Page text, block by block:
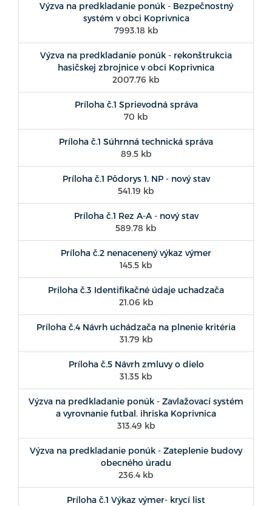
Výzva na predkladanie ponúk - Bezpečnostný
systém v obci Koprivnica
7993.18 kb
Výzva na predkladanie ponúk - rekonštrukcia
hasičskej zbrojnice v obci Koprivnica
2007.76 kb
Príloha č.1 Sprievodná správa
70 kb
Príloha č.1 Súhrnná technická správa
89.5 kb
Príloha č.1 Pôdorys 1. NP - nový stav
541.19 kb
Príloha č.1 Rez A-A - nový stav
589.78 kb
Príloha č.2 nenacenený výkaz výmer
145.5 kb
Príloha č.3 Identifikačné údaje uchadzača
21.06 kb
Príloha č.4 Návrh uchádzača na plnenie kritéria
31.79 kb
Príloha č.5 Návrh zmluvy o dielo
31.35 kb
Výzva na predkladanie ponúk - Zavlažovací systém
a vyrovnanie futbal. ihriska Koprivnica
313.49 kb
Výzva na predkladanie ponúk - Zateplenie budovy
obecného úradu
236.4 kb
Príloha č.1 Výkaz výmer- krycí list